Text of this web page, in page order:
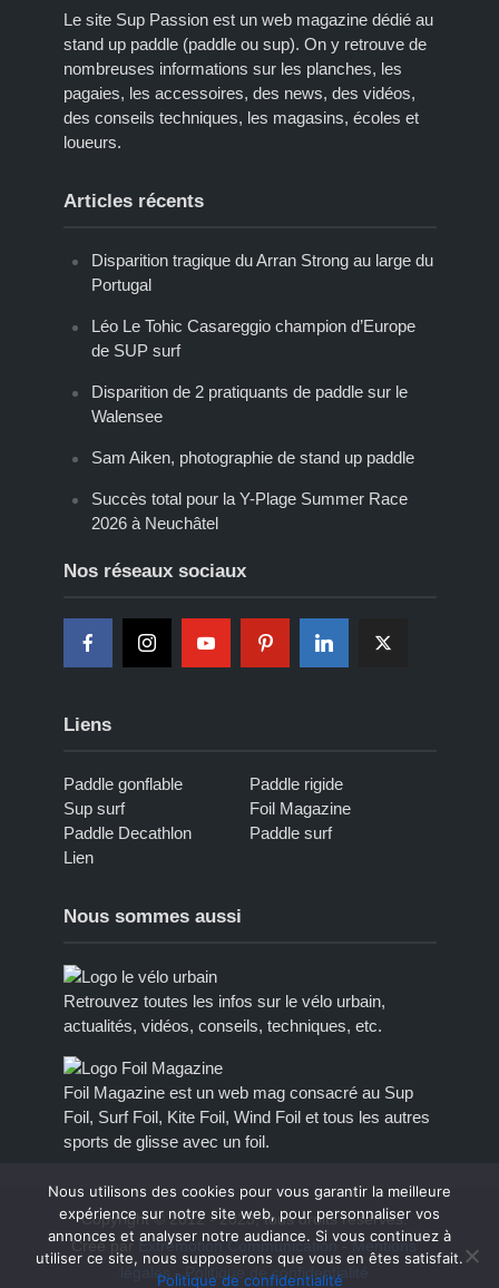
Le site Sup Passion est un web magazine dédié au
stand up paddle (paddle ou sup). On y retrouve de
nombreuses informations sur les planches, les
pagaies, les accessoires, des news, des vidéos,
des conseils techniques, les magasins, écoles et
loueurs.
Articles récents
Disparition tragique du Arran Strong au large du
Portugal
Léo Le Tohic Casareggio champion d’Europe
de SUP surf
Disparition de 2 pratiquants de paddle sur le
Walensee
Sam Aiken, photographie de stand up paddle
Succès total pour la Y-Plage Summer Race
2026 à Neuchâtel
Nos réseaux sociaux
Liens
Paddle gonflable
Paddle rigide
Sup surf
Foil Magazine
Paddle Decathlon
Paddle surf
Lien
Nous sommes aussi
Retrouvez toutes les infos sur le vélo urbain,
actualités, vidéos, conseils, techniques, etc.
Foil Magazine est un web mag consacré au Sup
Foil, Surf Foil, Kite Foil, Wind Foil et tous les autres
sports de glisse avec un foil.
Copyright © 2012 - 2023, tous droits réservés.
Créé par Extremotion Communication-Mentions
légales
-Politique de confidentialité
Nous utilisons des cookies pour vous garantir la meilleure
expérience sur notre site web, pour personnaliser vos
annonces et analyser notre audiance. Si vous continuez à
utiliser ce site, nous supposerons que vous en êtes satisfait.
Politique de confidentialité